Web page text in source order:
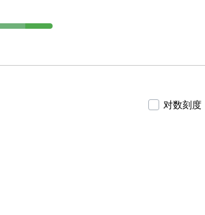
式指数证券投资
时中证1000增强
基金(2023年11月
动100交易型开放
月16日—至今)、博
开放式指数证券投
—至今)的基金经
对数刻度